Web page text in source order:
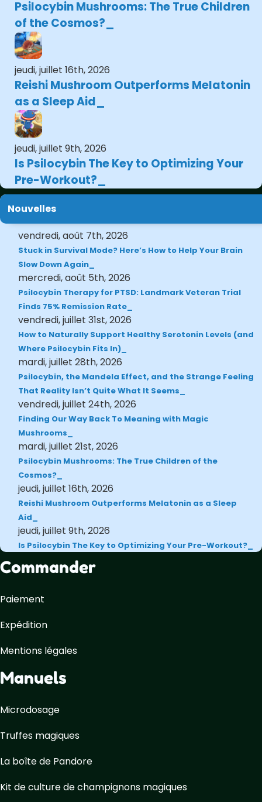
Psilocybin Mushrooms: The True Children
of the Cosmos?
jeudi, juillet 16th, 2026
Reishi Mushroom Outperforms Melatonin
as a Sleep Aid
jeudi, juillet 9th, 2026
Is Psilocybin The Key to Optimizing Your
Pre-Workout?
Nouvelles
vendredi, août 7th, 2026
Stuck in Survival Mode? Here’s How to Help Your Brain
Slow Down Again
mercredi, août 5th, 2026
Psilocybin Therapy for PTSD: Landmark Veteran Trial
Finds 75% Remission Rate
vendredi, juillet 31st, 2026
How to Naturally Support Healthy Serotonin Levels (and
Where Psilocybin Fits In)
mardi, juillet 28th, 2026
Psilocybin, the Mandela Effect, and the Strange Feeling
That Reality Isn’t Quite What It Seems
vendredi, juillet 24th, 2026
Finding Our Way Back To Meaning with Magic
Mushrooms
mardi, juillet 21st, 2026
Psilocybin Mushrooms: The True Children of the
Cosmos?
jeudi, juillet 16th, 2026
Reishi Mushroom Outperforms Melatonin as a Sleep
Aid
jeudi, juillet 9th, 2026
Is Psilocybin The Key to Optimizing Your Pre-Workout?
Commander
Paiement
Expédition
Mentions légales
Manuels
Microdosage
Truffes magiques
La boîte de Pandore
Kit de culture de champignons magiques